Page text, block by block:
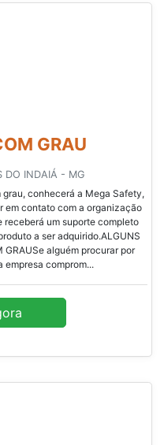
GRAU
DO INDAIÁ - MG
conhecerá a Mega Safety,
em contato com a organização
receberá um suporte completo
a ser adquirido.ALGUNS
GRAUSe alguém procurar por
empresa comprom...